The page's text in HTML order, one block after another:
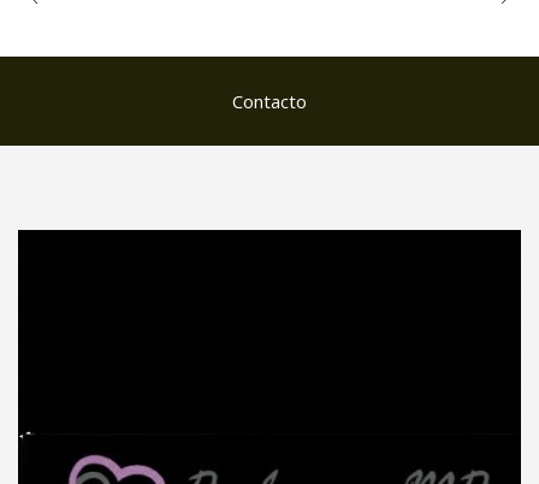
Contacto